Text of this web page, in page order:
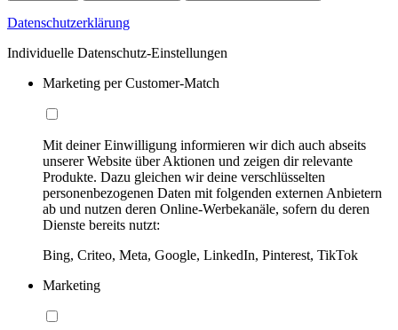
Datenschutzerklärung
Individuelle Datenschutz-Einstellungen
Marketing per Customer-Match
Mit deiner Einwilligung informieren wir dich auch abseits
unserer Website über Aktionen und zeigen dir relevante
Produkte. Dazu gleichen wir deine verschlüsselten
personenbezogenen Daten mit folgenden externen Anbietern
ab und nutzen deren Online-Werbekanäle, sofern du deren
Dienste bereits nutzt:
Bing, Criteo, Meta, Google, LinkedIn, Pinterest, TikTok
Marketing